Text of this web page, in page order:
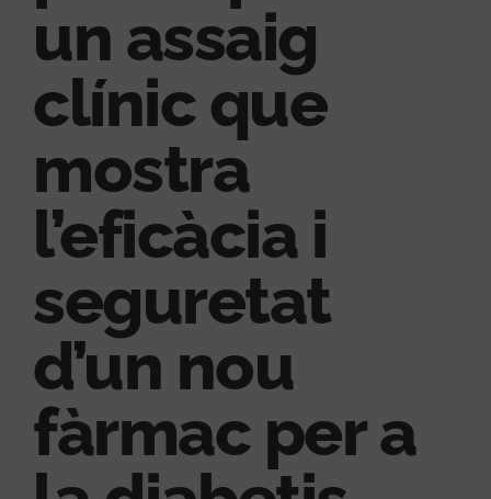
un assaig
clínic que
mostra
l’eficàcia i
seguretat
d’un nou
fàrmac per a